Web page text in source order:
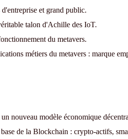
et grand public.
talon d'Achille des IoT.
du metavers.
métiers du metavers : marque
nouveau modèle économique
de la Blockchain : crypto-actifs,